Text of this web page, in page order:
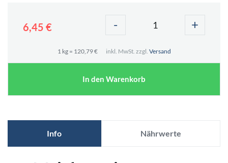
6,45 € - +
1 kg = 120,79 € inkl. MwSt. zzgl. Versand
In den Warenkorb
Info Nährwerte